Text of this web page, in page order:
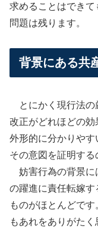
求めることはできて
問題は残ります。
背景にある共
とにかく現行法の
改正がどれほどの
外形的に分かりや
その意図を証明する
妨害行為の背景に
の躍進に責任転嫁
ものがほとんどで
もあれをありがた